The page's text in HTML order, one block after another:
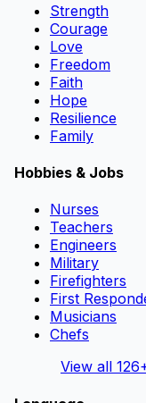
Strength
Courage
Love
Freedom
Faith
Hope
Resilience
Family
Hobbies & Jobs
Nurses
Teachers
Engineers
Military
Firefighters
First
Musicians
Chefs
View all 126